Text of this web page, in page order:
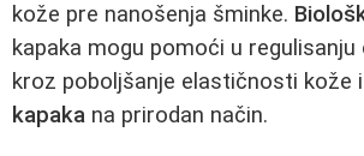
kože pre nanošenja šminke.
kapaka mogu pomoći u
kroz poboljšanje elastičnosti kože i
kapaka na prirodan način.